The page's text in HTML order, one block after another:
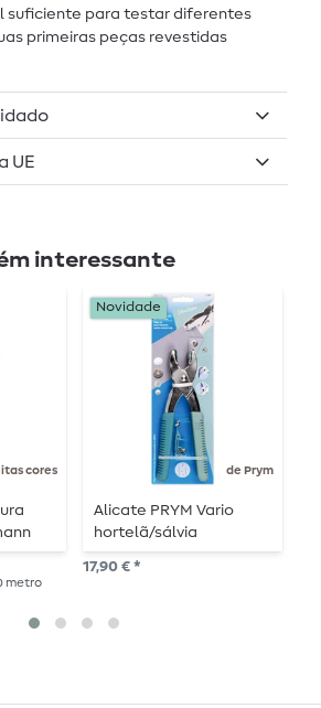
suficiente para testar diferentes
primeiras peças revestidas
UE
interessante
cores
metro
de Prym
Novidade
Alicate PRYM Vario
hortelã/sálvia
17,90 € *